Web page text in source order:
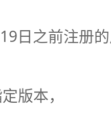
日之前注册
版本，